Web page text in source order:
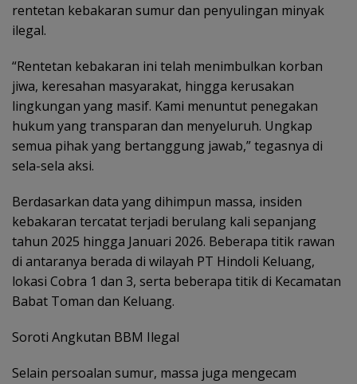
rentetan kebakaran sumur dan penyulingan minyak
ilegal.
“Rentetan kebakaran ini telah menimbulkan korban
jiwa, keresahan masyarakat, hingga kerusakan
lingkungan yang masif. Kami menuntut penegakan
hukum yang transparan dan menyeluruh. Ungkap
semua pihak yang bertanggung jawab,” tegasnya di
sela-sela aksi.
Berdasarkan data yang dihimpun massa, insiden
kebakaran tercatat terjadi berulang kali sepanjang
tahun 2025 hingga Januari 2026. Beberapa titik rawan
di antaranya berada di wilayah PT Hindoli Keluang,
lokasi Cobra 1 dan 3, serta beberapa titik di Kecamatan
Babat Toman dan Keluang.
Soroti Angkutan BBM Ilegal
Selain persoalan sumur, massa juga mengecam